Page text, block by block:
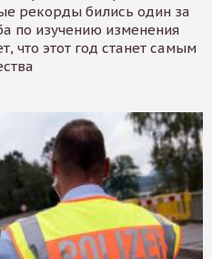
рекорды бились один за
по изучению изменения
что этот год станет самым